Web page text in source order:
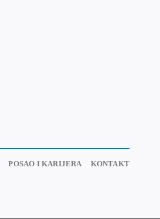
POSAO I KARIJERA KONTAKT